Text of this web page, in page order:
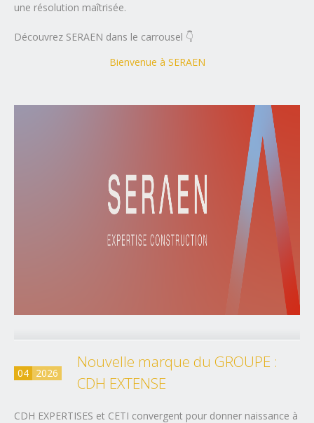
une résolution maîtrisée.
Découvrez SERAEN dans le carrousel 👇
Bienvenue à SERAEN
04 2026
Nouvelle marque du GROUPE :
CDH EXTENSE
CDH EXPERTISES et CETI convergent pour donner naissance à